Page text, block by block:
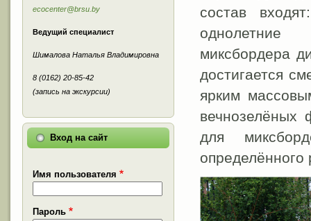
ecocenter@brsu.by
Ведущий специалист
Шималова Наталья Владимировна
8 (0162) 20-85-42
(запись на экскурсии)
Вход на сайт
Имя пользователя
Пароль
состав
однолетние
миксбордера
достигается
ярким
вечнозелёных
для
определённого